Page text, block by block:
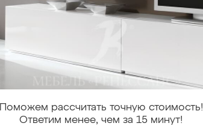
Поможем рассчитать точную стоимость!
Ответим менее, чем за 15 минут!